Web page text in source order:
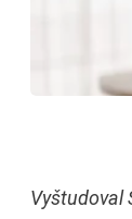
Vyštudoval